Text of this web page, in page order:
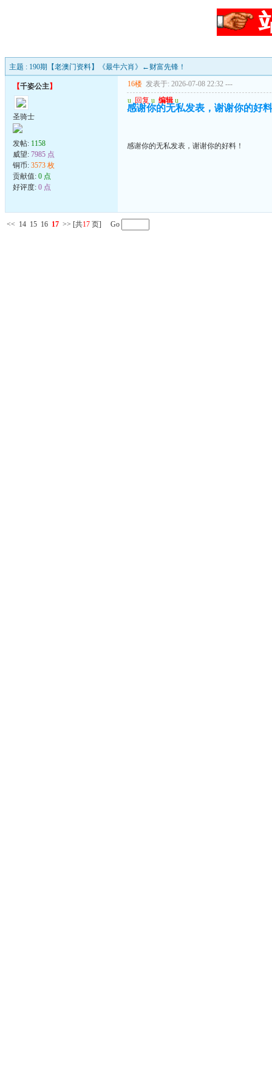
主题 : 190期【老澳门资料】《最牛六肖》←财富先锋！
【千姿公主】
圣骑士
发帖: 1158
威望: 7985 点
铜币: 3573 枚
贡献值: 0 点
好评度: 0 点
16楼 发表于: 2026-07-08 22:32 ---
u 回复 u 编辑 u
感谢你的无私发表，谢谢你的好
感谢你的无私发表，谢谢你的好料！
<< 14 15 16 17 >> [共17 页] Go